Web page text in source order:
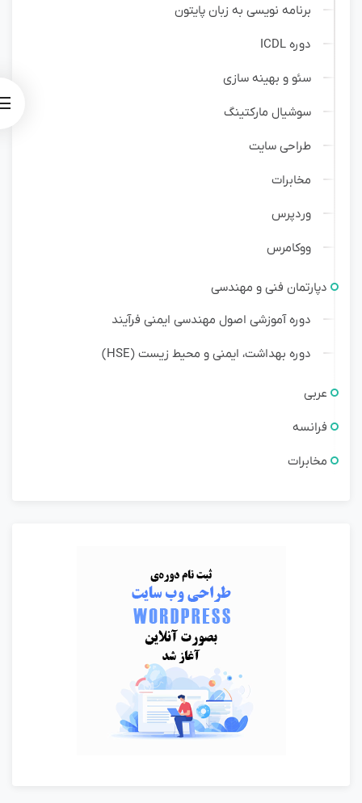
برنامه نویسی به زبان پایتون
دوره ICDL
سئو و بهینه سازی
سوشیال مارکتینگ
طراحی سایت
مخابرات
وردپرس
ووکامرس
دپارتمان فنی و مهندسی
دوره آموزشی اصول مهندسی ایمنی فرآیند
دوره بهداشت، ایمنی و محیط زیست (HSE)
عربی
فرانسه
مخابرات